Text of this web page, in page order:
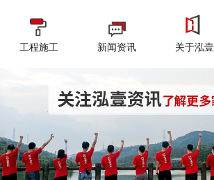
工程施工 新闻资讯 关于泓壹